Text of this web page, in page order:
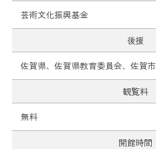
芸術文化振興基金
後援
佐賀県、佐賀県教育委員会、佐賀市
観覧料
無料
開館時間